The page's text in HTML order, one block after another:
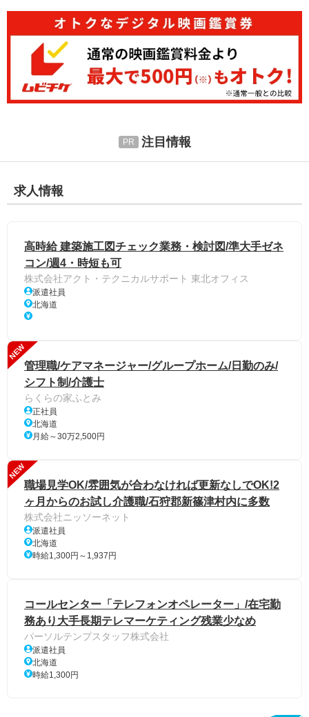
注目情報
求人情報
高時給 建築施工図チェック業務・検討図/準大手ゼネ
コン/週4・時短も可
株式会社アクト・テクニカルサポート 東北オフィス
派遣社員
北海道
NEW
管理職/ケアマネージャー/グループホーム/日勤のみ/
シフト制/介護士
らくらの家ふとみ
正社員
北海道
月給～30万2,500円
NEW
職場見学OK/雰囲気が合わなければ更新なしでOK!2
ヶ月からのお試し介護職/石狩郡新篠津村内に多数
株式会社ニッソーネット
派遣社員
北海道
時給1,300円～1,937円
コールセンター「テレフォンオペレーター」/在宅勤
務あり大手長期テレマーケティング残業少なめ
パーソルテンプスタッフ株式会社
派遣社員
北海道
時給1,300円